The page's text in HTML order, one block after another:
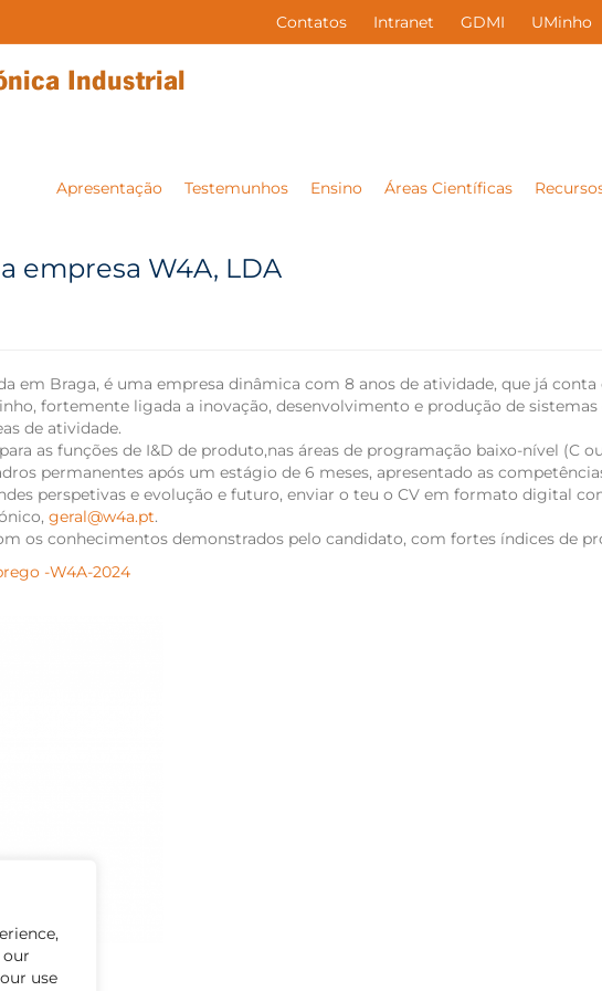
our
use
Contatos Intranet GDMI UMinho
Apresentação Testemunhos Ensino Áreas Científicas
empresa W4A, LDA
em Braga, é uma empresa dinâmica com 8 anos de atividade, que já
fortemente ligada a inovação, desenvolvimento e produção de sistemas
de atividade.
as funções de I&D de produto,nas áreas de programação baixo-nível (C
permanentes após um estágio de 6 meses, apresentado as
perspetivas e evolução e futuro, enviar o teu o CV em formato digital
geral@w4a.pt.
os conhecimentos demonstrados pelo candidato, com fortes índices de
-W4A-2024